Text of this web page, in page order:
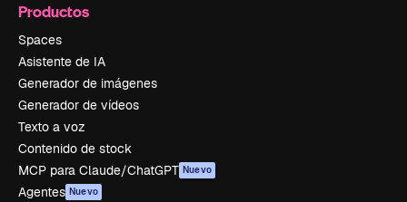
Productos
Spaces
Asistente de IA
Generador de imágenes
Generador de vídeos
Texto a voz
Contenido de stock
MCP para Claude/ChatGPT Nuevo
Agentes Nuevo